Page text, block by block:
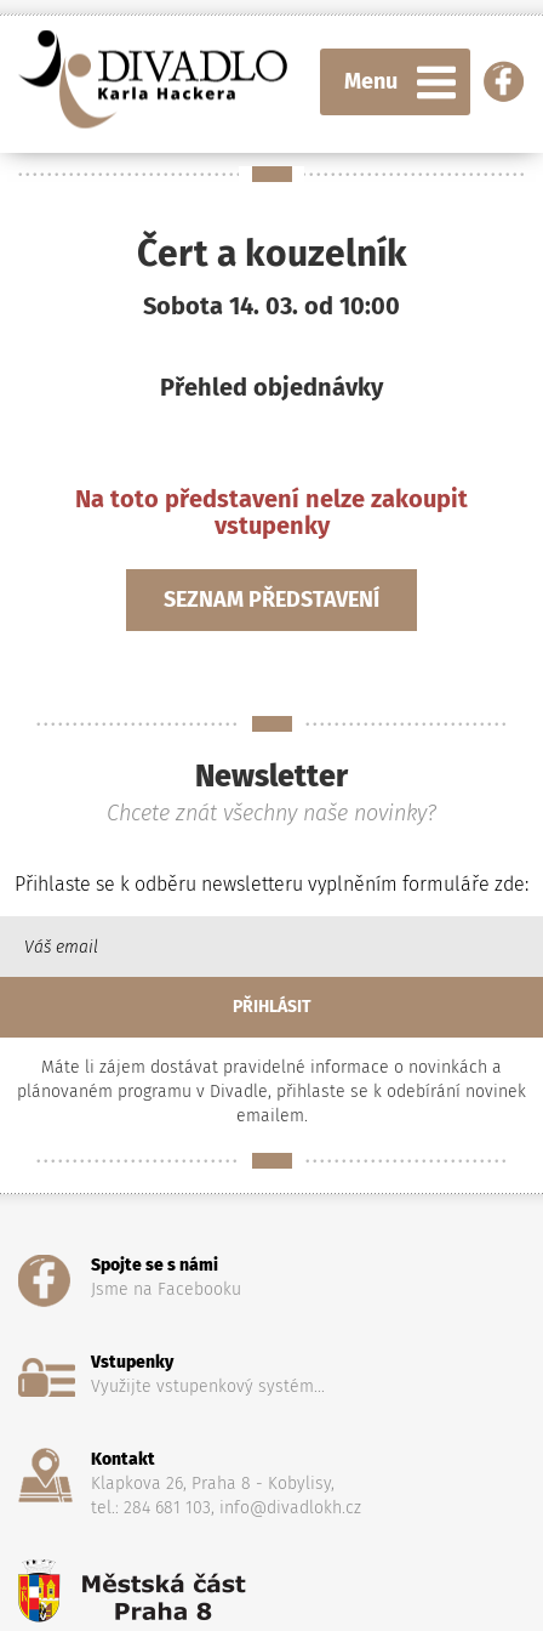
Menu
Čert a kouzelník
Sobota 14. 03. od 10:00
Přehled objednávky
Na toto představení nelze zakoupit
vstupenky
SEZNAM PŘEDSTAVENÍ
Newsletter
Chcete znát všechny naše novinky?
Přihlaste se k odběru newsletteru vyplněním formuláře zde:
Máte li zájem dostávat pravidelné informace o novinkách a
plánovaném programu v Divadle, přihlaste se k odebírání novinek
emailem.
Spojte se s námi
Jsme na Facebooku
Vstupenky
Využijte vstupenkový systém...
Kontakt
Klapkova 26, Praha 8 - Kobylisy,
tel.: 284 681 103, info@divadlokh.cz